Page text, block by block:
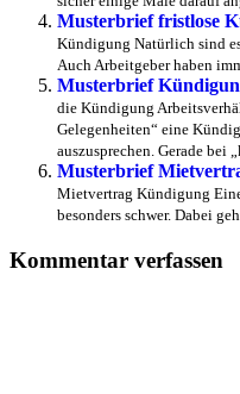
Musterbrief fristlose
Kündigung Natürlich sind
Auch Arbeitgeber haben
Musterbrief
die Kündigung
Gelegenheiten“ eine
auszusprechen. Gerade bei
Musterbrief
Mietvertrag Kündigung
besonders schwer. Dabei
Kommentar verfassen